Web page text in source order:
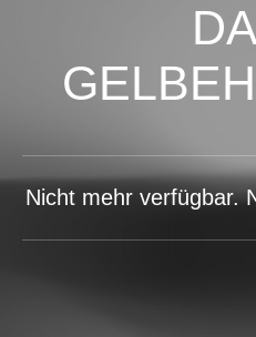
Nicht mehr verfügbar.